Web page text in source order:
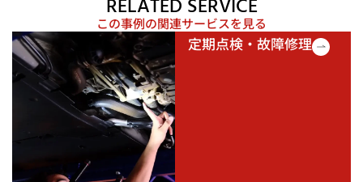
RELATED SERVICE
この事例の関連サービスを見る
定期点検・故障修理